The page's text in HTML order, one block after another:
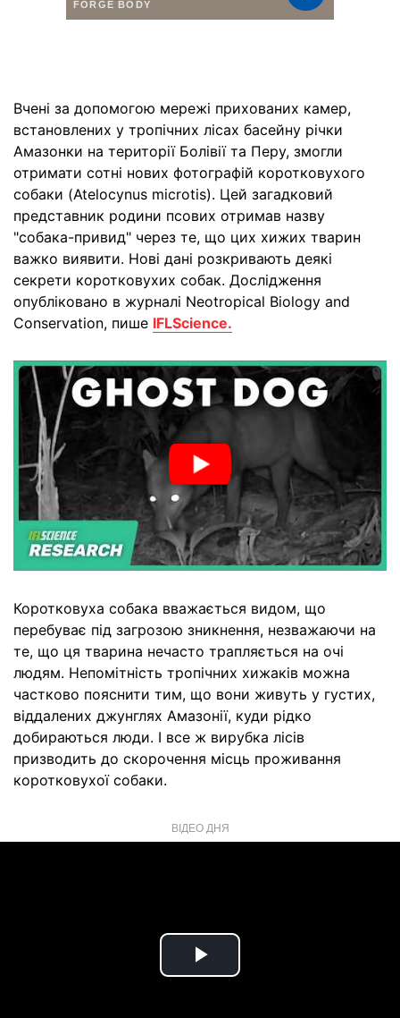
Вчені за допомогою мережі прихованих камер,
встановлених у тропічних лісах басейну річки
Амазонки на території Болівії та Перу, змогли
отримати сотні нових фотографій коротковухого
собаки (Atelocynus microtis). Цей загадковий
представник родини псових отримав назву
"собака-привид" через те, що цих хижих тварин
важко виявити. Нові дані розкривають деякі
секрети коротковухих собак. Дослідження
опубліковано в журналі Neotropical Biology and
Conservation, пише IFLScience.
Коротковуха собака вважається видом, що
перебуває під загрозою зникнення, незважаючи на
те, що ця тварина нечасто трапляється на очі
людям. Непомітність тропічних хижаків можна
частково пояснити тим, що вони живуть у густих,
віддалених джунглях Амазонії, куди рідко
добираються люди. І все ж вирубка лісів
призводить до скорочення місць проживання
коротковухої собаки.
ВІДЕО ДНЯ
Play